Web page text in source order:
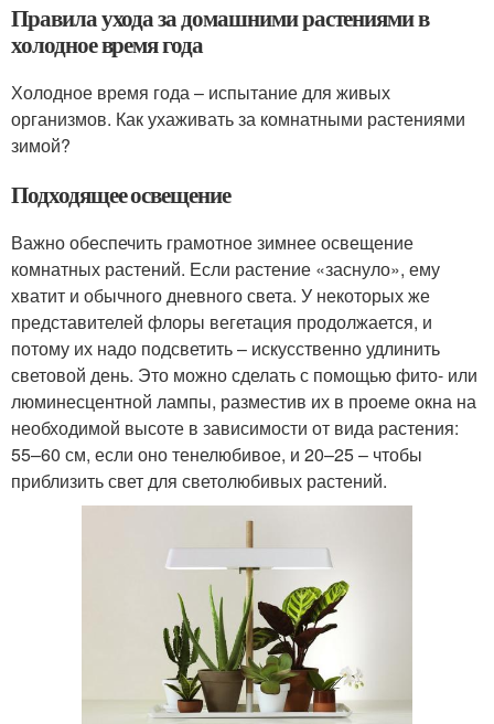
Правила ухода за домашними растениями в
холодное время года
Холодное время года – испытание для живых
организмов. Как ухаживать за комнатными растениями
зимой?
Подходящее освещение
Важно обеспечить грамотное зимнее освещение
комнатных растений. Если растение «заснуло», ему
хватит и обычного дневного света. У некоторых же
представителей флоры вегетация продолжается, и
потому их надо подсветить – искусственно удлинить
световой день. Это можно сделать с помощью фито- или
люминесцентной лампы, разместив их в проеме окна на
необходимой высоте в зависимости от вида растения:
55–60 см, если оно тенелюбивое, и 20–25 – чтобы
приблизить свет для светолюбивых растений.